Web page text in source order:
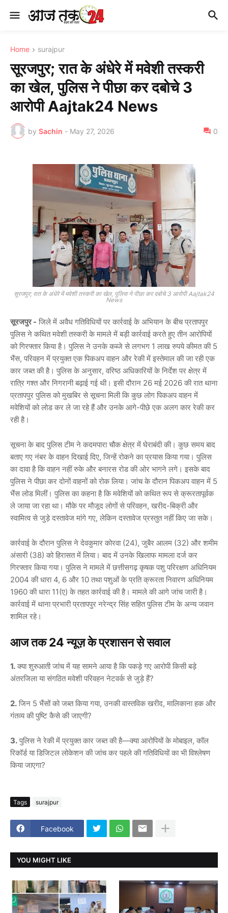
Home surajpur
सूरजपुर; रात के अंधेरे में मवेशी तस्करी
का खेल, पुलिस ने पीछा कर दबोचे 3
आरोपी Aajtak24 News
by Sachin - May 27, 2026 0
सूरजपुर; रात के अंधेरे में मवेशी तस्करी का खेल, पुलिस ने पीछा कर दबोचे 3 आरोपी Aajtak24
News
सूरजपुर - जिले में अवैध गतिविधियों पर कार्रवाई के अभियान के बीच प्रतापपुर
पुलिस ने कथित मवेशी तस्करी के मामले में बड़ी कार्रवाई करते हुए तीन आरोपियों
को गिरफ्तार किया है। पुलिस ने उनके कब्जे से लगभग 1 लाख रुपये कीमत की 5
भैंस, परिवहन में प्रयुक्त एक पिकअप वाहन और रेकी में इस्तेमाल की जा रही एक
कार जब्त की है। पुलिस के अनुसार, वरिष्ठ अधिकारियों के निर्देश पर क्षेत्र में
रात्रि गश्त और निगरानी बढ़ाई गई थी। इसी दौरान 26 मई 2026 की रात थाना
प्रतापपुर पुलिस को मुखबिर से सूचना मिली कि कुछ लोग पिकअप वाहन में
मवेशियों को लोड कर ले जा रहे हैं और उनके आगे-पीछे एक अलग कार रेकी कर
रही है।
सूचना के बाद पुलिस टीम ने कदमपारा चौक क्षेत्र में घेराबंदी की। कुछ समय बाद
बताए गए नंबर के वाहन दिखाई दिए, जिन्हें रोकने का प्रयास किया गया। पुलिस
का दावा है कि वाहन नहीं रुके और बनारस रोड की ओर भागने लगे। इसके बाद
पुलिस ने पीछा कर दोनों वाहनों को रोक लिया। जांच के दौरान पिकअप वाहन में 5
भैंस लोड मिलीं। पुलिस का कहना है कि मवेशियों को कथित रूप से क्रूरतापूर्वक
ले जाया जा रहा था। मौके पर मौजूद लोगों से परिवहन, खरीद-बिक्री और
स्वामित्व से जुड़े दस्तावेज मांगे गए, लेकिन दस्तावेज प्रस्तुत नहीं किए जा सके।
कार्रवाई के दौरान पुलिस ने देवकुमार कोरवा (24), जुबैर आलम (32) और शमीम
अंसारी (38) को हिरासत में लिया। बाद में उनके खिलाफ मामला दर्ज कर
गिरफ्तार किया गया। पुलिस ने मामले में छत्तीसगढ़ कृषक पशु परिरक्षण अधिनियम
2004 की धारा 4, 6 और 10 तथापशुओं के प्रति क्रूरता निवारण अधिनियम
1960 की धारा 11(ए) के तहत कार्रवाई की है। मामले की आगे जांच जारी है।
कार्रवाई में थाना प्रभारी प्रतापपुर नरेन्द्र सिंह सहित पुलिस टीम के अन्य जवान
शामिल रहे।
आज तक 24 न्यूज़ के प्रशासन से सवाल
1. क्या शुरुआती जांच में यह सामने आया है कि पकड़े गए आरोपी किसी बड़े
अंतरजिला या संगठित मवेशी परिवहन नेटवर्क से जुड़े हैं?
2. जिन 5 भैंसों को जब्त किया गया, उनकी वास्तविक खरीद, मालिकाना हक और
गंतव्य की पुष्टि कैसे की जाएगी?
3. पुलिस ने रेकी में प्रयुक्त कार जब्त की है—क्या आरोपियों के मोबाइल, कॉल
रिकॉर्ड या डिजिटल लोकेशन की जांच कर पहले की गतिविधियों का भी विश्लेषण
किया जाएगा?
Tags surajpur
Facebook
YOU MIGHT LIKE